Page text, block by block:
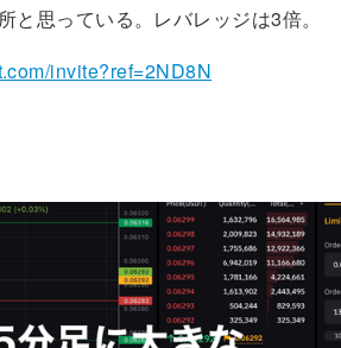
思っている。レバレッジは3倍。
invite?ref=2ND8N